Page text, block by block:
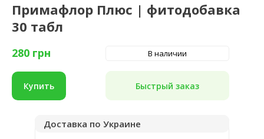
Примафлор Плюс | фитодобавка
30 табл
280 грн
Купить
Доставка по Украине
В наличии
Быстрый заказ